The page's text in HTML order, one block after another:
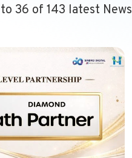
36 of 143 latest News